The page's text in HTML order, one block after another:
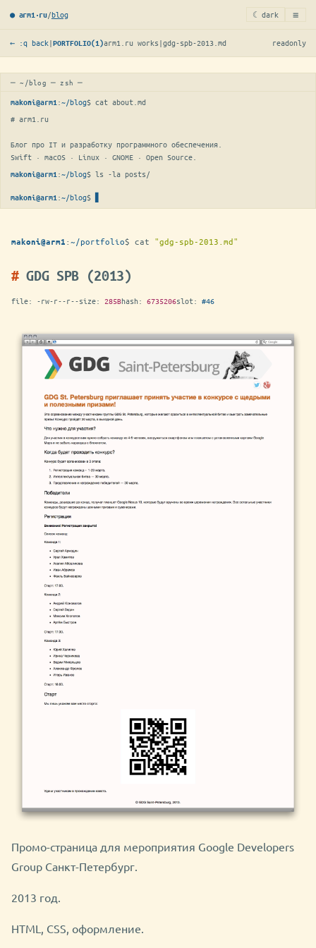
● arm1·ru/blog ☾ dark ≡
← :q back|PORTFOLIO(1)arm1.ru works |gdg-spb-2013.md readonly
─ ~/blog ─ zsh ─
makoni@arm1 :~/blog$ cat about.md
# arm1.ru
Блог про IT и разработку программного обеспечения.
Swift · macOS · Linux · GNOME · Open Source.
makoni@arm1 :~/blog$ ls -la posts/
makoni@arm1 :~/blog$
makoni@arm1 :~/portfolio$ cat "gdg-spb-2013.md"
GDG SPB (2013)
file: -rw-r--r--size: 285Bhash: 6735206slot: #46
Промо-страница для мероприятия Google Developers
Group Санкт-Петербург.
2013 год.
HTML, CSS, оформление.